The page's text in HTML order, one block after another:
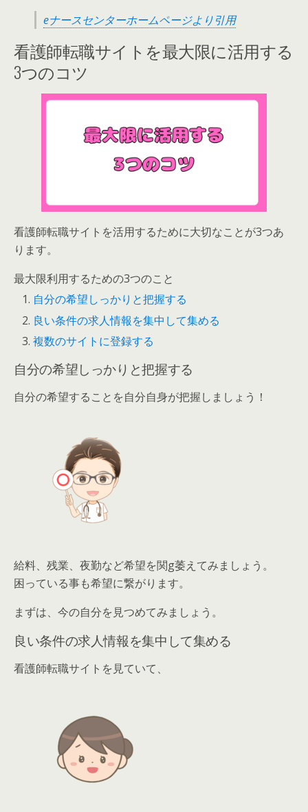
eナースセンターホームページより引用
看護師転職サイトを最大限に活用する
3つのコツ
看護師転職サイトを活用するために大切なことが3つあ
ります。
最大限利用するための3つのこと
自分の希望しっかりと把握する
良い条件の求人情報を集中して集める
複数のサイトに登録する
自分の希望しっかりと把握する
自分の希望することを自分自身が把握しましょう！
給料、残業、夜勤など希望を関g萎えてみましょう。
困っている事も希望に繋がります。
まずは、今の自分を見つめてみましょう。
良い条件の求人情報を集中して集める
看護師転職サイトを見ていて、